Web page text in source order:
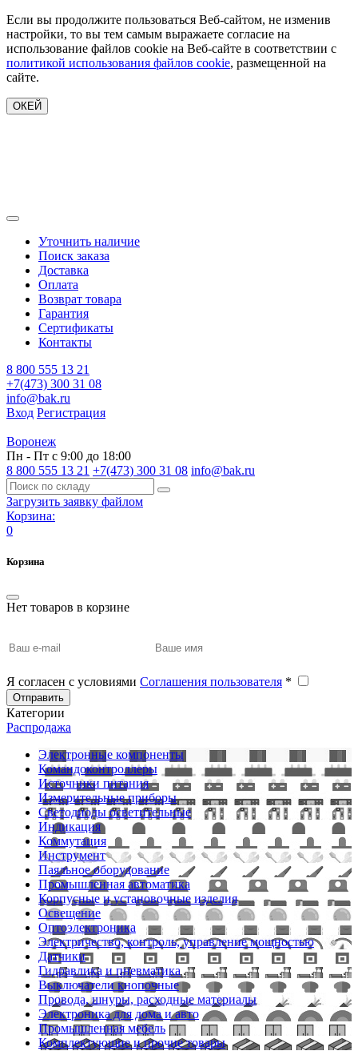
Если вы продолжите пользоваться Веб-сайтом, не изменив
настройки, то вы тем самым выражаете согласие на
использование файлов cookie на Веб-сайте в соответствии с
политикой использования файлов cookie, размещенной на
сайте.
ОКЕЙ
Уточнить наличие
Поиск заказа
Доставка
Оплата
Возврат товара
Гарантия
Сертификаты
Контакты
8 800 555 13 21
+7(473) 300 31 08
info@bak.ru
Вход Регистрация
Воронеж
Пн - Пт с 9:00 до 18:00
8 800 555 13 21 +7(473) 300 31 08 info@bak.ru
Загрузить заявку файлом
Корзина:
0
Корзина
Нет товаров в корзине
Я согласен с условиями Соглашения пользователя *
Отправить
Категории
Распродажа
Электронные компоненты
Командоконтроллеры
Источники питания
Измерительные приборы
Светодиоды осветительные
Индикация
Коммутация
Инструмент
Паяльное оборудование
Промышленная автоматика
Корпусные и установочные изделия
Освещение
Оптоэлектроника
Электричество, контроль, управление мощностью
Датчики
Гидравлика и пневматика
Выключатели кнопочные
Провода, шнуры, расходные материалы
Электроника для дома и авто
Промышленная мебель
Комплектующие и прочие товары